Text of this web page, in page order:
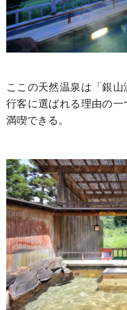
ここの天然温泉は「銀
行客に選ばれる理由の
満喫できる。